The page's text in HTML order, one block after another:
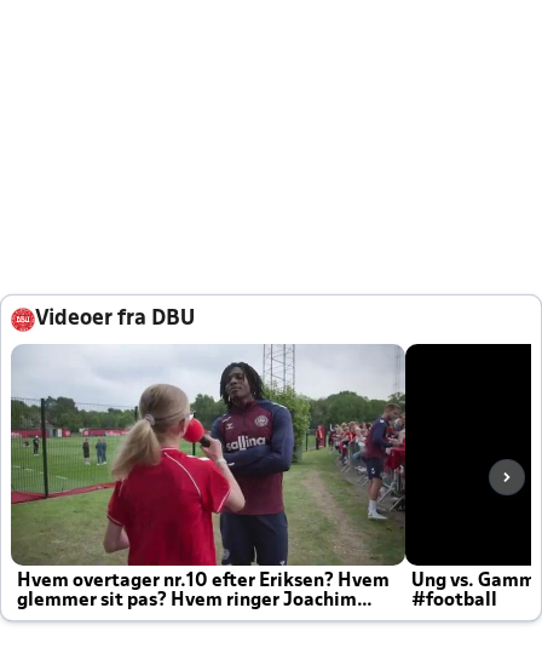
Videoer fra DBU
Hvem overtager nr.10 efter Eriksen? Hvem
glemmer sit pas? Hvem ringer Joachim
altid til efter kampe?
Ung vs.
#football